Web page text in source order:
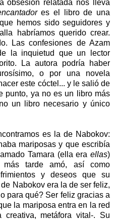
obsesión relatada nos lleva
es el libro de una
hemos sido seguidores y
habríamos querido crear.
Las confesiones de Azam
la inquietud que un lector
La autora podría haber
o por una novela
este cóctel... y le salió de
punto, ya no es un libro más
un libro necesario y único
es la de Nabokov:
mariposas y que escribía
Tamara (ella era ellas)
tarde amó, así como
y deseos que su
Nabokov era la de ser feliz,
para qué? Ser feliz gracias a
la mariposa entra en la red
creativa, metáfora vital-. Su